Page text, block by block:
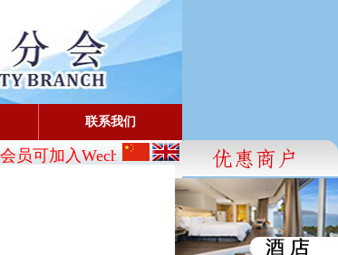
联系我们
员可加入Wechat:CBA_SG - FaceBook: